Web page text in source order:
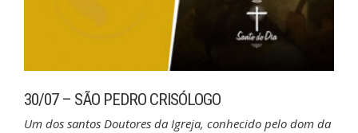
30/07 – SÃO PEDRO CRISÓLOGO
Um dos santos Doutores da Igreja, conhecido pelo dom da